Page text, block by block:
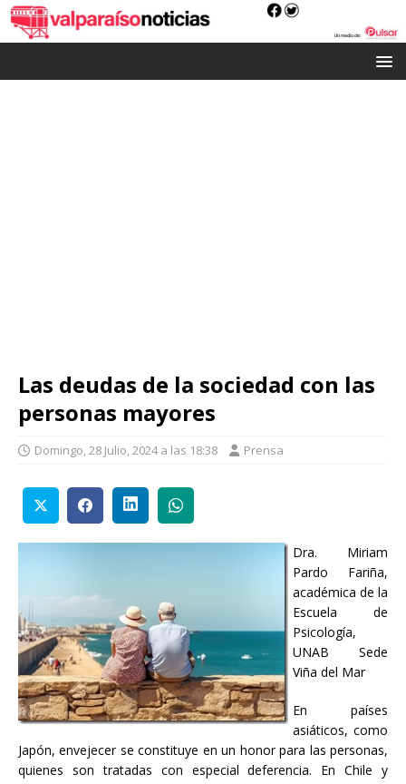
Las deudas de la sociedad con las
personas mayores
Domingo, 28 Julio, 2024 a las 18:38 Prensa
Dra. Miriam
Pardo Fariña,
académica de la
Escuela de
Psicología,
UNAB Sede
Viña del Mar
En países
asiáticos, como
Japón, envejecer se constituye en un honor para las personas,
quienes son tratadas con especial deferencia. En Chile y